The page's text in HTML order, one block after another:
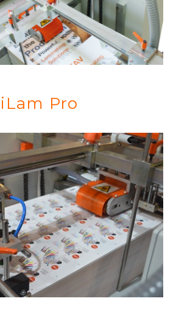
iLam Pro